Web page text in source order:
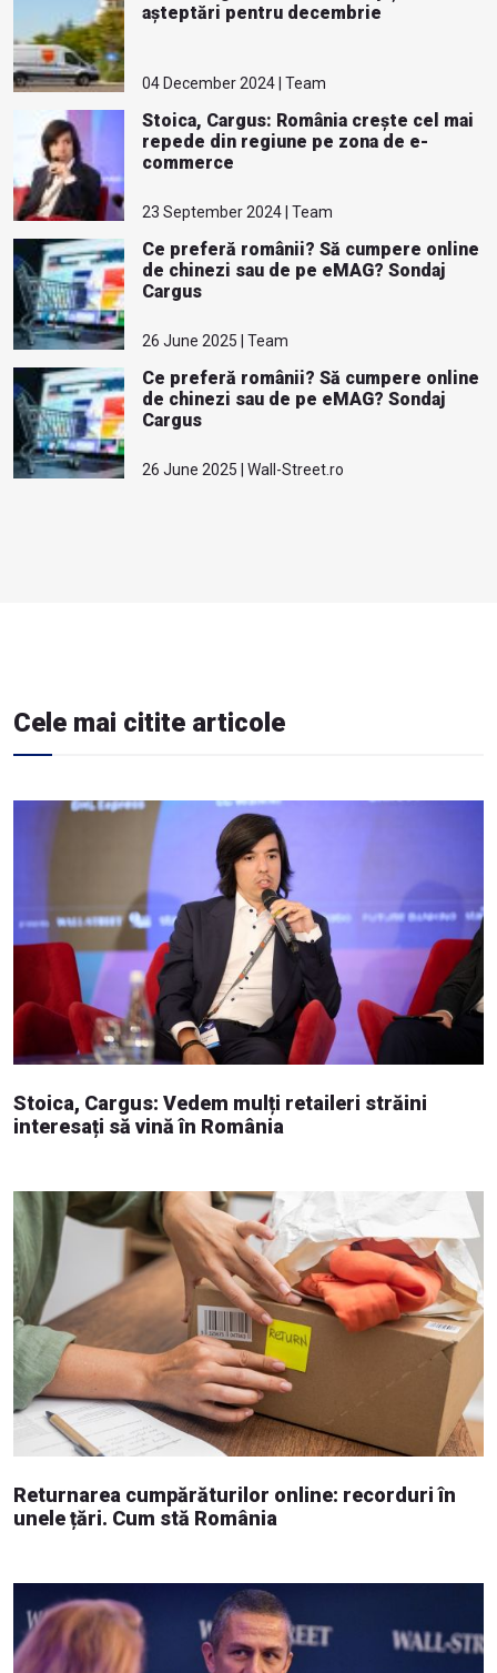
așteptări pentru decembrie
04 December 2024 | Team
Stoica, Cargus: România crește cel mai
repede din regiune pe zona de e-
commerce
23 September 2024 | Team
Ce preferă românii? Să cumpere online
de chinezi sau de pe eMAG? Sondaj
Cargus
26 June 2025 | Team
Ce preferă românii? Să cumpere online
de chinezi sau de pe eMAG? Sondaj
Cargus
26 June 2025 | Wall-Street.ro
Cele mai citite articole
Stoica, Cargus: Vedem mulți retaileri străini
interesați să vină în România
Returnarea cumpărăturilor online: recorduri în
unele țări. Cum stă România